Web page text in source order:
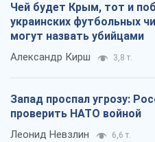
Чей будет Крым, тот и
украинских футбольных
могут назвать убийцами
Александр Кирш 3,8 т.
Запад проспал угрозу:
проверить НАТО войной
Леонид Невзлин 6,6 т.